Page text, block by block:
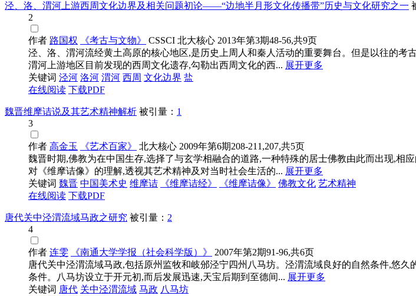
泾、洛、渭河上游西周文化边界及相关问题初论——“边地半月形文化传播带”历史与文化研究之一
2
作者 路国权 《考古与文物》 CSSCI 北大核心 2013年第3期48-56,共9页
泾、洛、渭河流经黄土高原的核心地区,是历史上周人和秦人活动的重要舞台。但是以往的
渭河上游地区目前发现的西周文化遗存,勾勒出西周文化的西... 展开更多
关键词 泾河 洛河 渭河 西周 文化边界 盐
在线阅读 下载PDF
魏晋维摩诘说及其艺术精神解析 被引量： 1
3
作者 高金玉 《艺术百家》 北大核心 2009年第6期208-211,207,共5页
魏晋时期,佛教为在中国生存,选择了与玄学相融合的道路,一种特殊的居士佛教由此而出现,相
对《维摩诘像》的理解,透视其艺术精神及对当时社会生活的... 展开更多
关键词 魏晋 中国美术史 维摩诘 《维摩诘经》 《维摩诘像》 佛教文化 艺术精神
在线阅读 下载PDF
唐代关中泾渭流域马政之研究 被引量： 2
4
作者 连雯 《南通大学学报（社会科学版）》
2007年第2期91-96,共6页
唐代关中泾渭流域马政,包括原州监牧和岐邠泾宁四州八马坊。泾渭流域良好的自然条件,悠
条件。八马坊设立于开元初,而后发展迅速,天宝后期到至德间... 展开更多
关键词 唐代 关中泾渭流域 马政 八马坊